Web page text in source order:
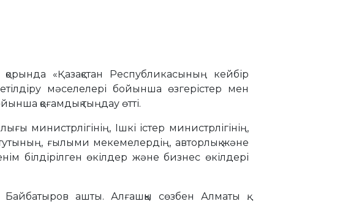
«Қазақстан Республикасының кейбір
мәселелері бойынша өзгерістер мен
қоғамдық тыңдау өтті.
министрлігінің, Ішкі істер министрлігінің,
ғылыми мекемелердің, авторлық және
білдірілген өкілдер және бизнес өкілдері
ашты. Алғашқы сөзбен Алматы қ.